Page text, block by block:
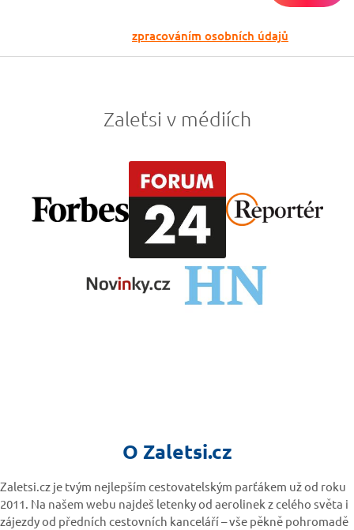
zpracováním osobních údajů
Zaleťsi v médiích
O Zaletsi.cz
Zaletsi.cz je tvým nejlepším cestovatelským parťákem už od roku
2011. Na našem webu najdeš letenky od aerolinek z celého světa i
zájezdy od předních cestovních kanceláří – vše pěkně pohromadě